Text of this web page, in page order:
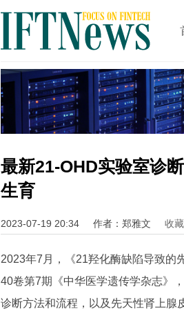
最新21-OHD实验室诊
生育
2023-07-19 20:34 作者：郑雅文 收
2023年7月，《21羟化酶缺陷导致的
40卷第7期《中华医学遗传学杂志》
诊断方法和流程，以及 先天性肾上腺